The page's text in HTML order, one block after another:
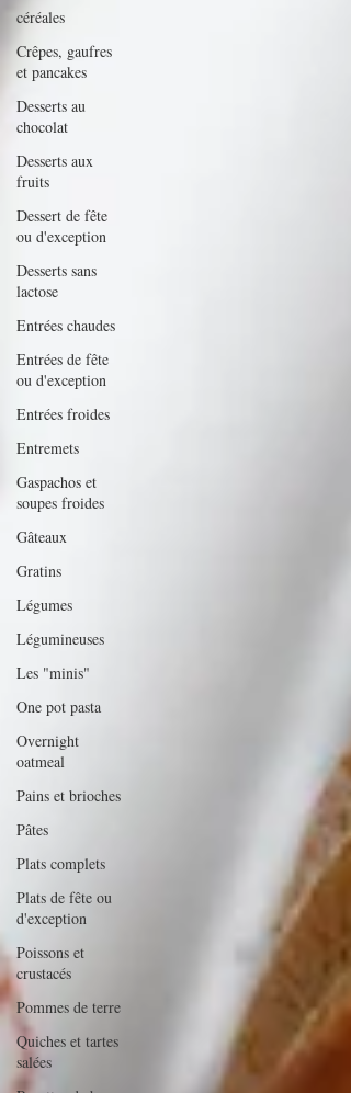
céréales
Crêpes, gaufres
et pancakes
Desserts au
chocolat
Desserts aux
fruits
Dessert de fête
ou d'exception
Desserts sans
lactose
Entrées chaudes
Entrées de fête
ou d'exception
Entrées froides
Entremets
Gaspachos et
soupes froides
Gâteaux
Gratins
Légumes
Légumineuses
Les "minis"
One pot pasta
Overnight
oatmeal
Pains et brioches
Pâtes
Plats complets
Plats de fête ou
d'exception
Poissons et
crustacés
Pommes de terre
Quiches et tartes
salées